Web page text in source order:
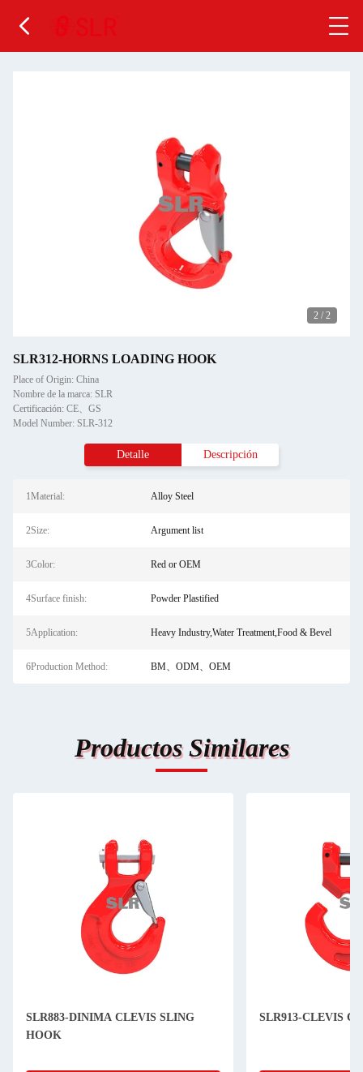
2 / 2
SLR312-HORNS LOADING HOOK
Place of Origin: China
Nombre de la marca: SLR
Certificación: CE、GS
Model Number: SLR-312
Detalle Descripción
1Material: Alloy Steel
2Size: Argument list
3Color: Red or OEM
4Surface finish: Powder Plastified
5Application: Heavy Industry,Water Treatment,Food & Bevel
6Production Method: BM、ODM、OEM
Productos Similares
SLR883-DINIMA CLEVIS SLING
HOOK
SLR913-CLEVIS C